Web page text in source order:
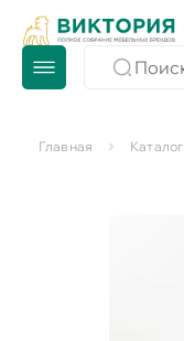
Главная Каталог